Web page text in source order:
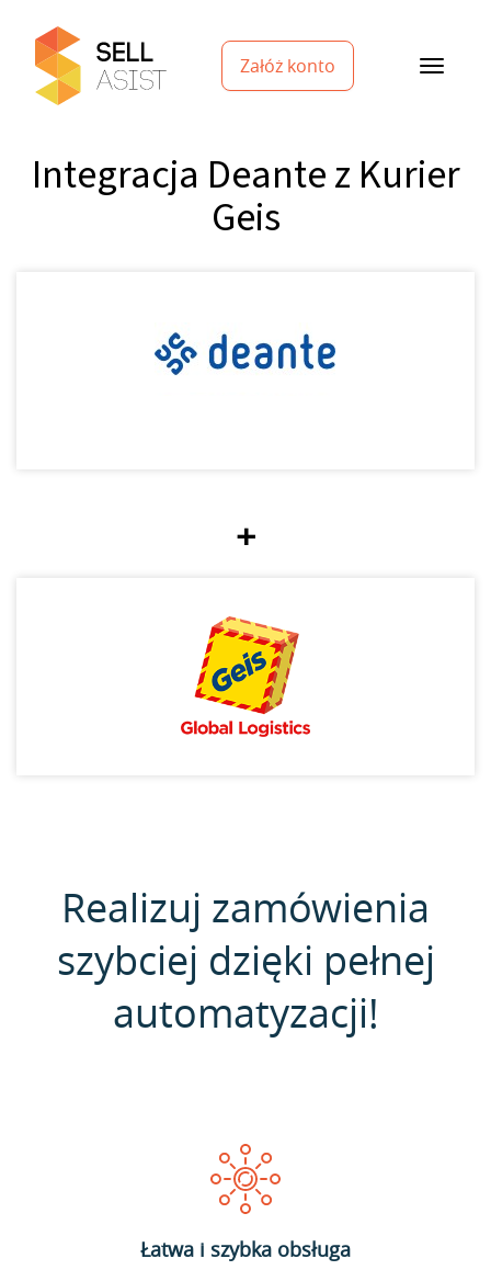
Załóż konto
Integracja Deante z Kurier
Geis
+
Realizuj zamówienia
szybciej dzięki pełnej
automatyzacji!
Łatwa i szybka obsługa